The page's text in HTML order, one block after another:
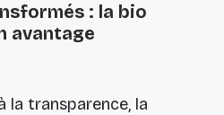
: la bio
avantage
la transparence, la